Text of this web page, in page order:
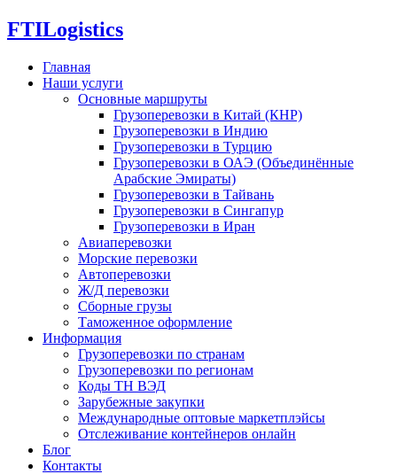
FTILogistics
Главная
Наши услуги
Основные маршруты
Грузоперевозки в Китай (КНР)
Грузоперевозки в Индию
Грузоперевозки в Турцию
Грузоперевозки в ОАЭ (Объединённые
Арабские Эмираты)
Грузоперевозки в Тайвань
Грузоперевозки в Сингапур
Грузоперевозки в Иран
Авиаперевозки
Морские перевозки
Автоперевозки
Ж/Д перевозки
Сборные грузы
Таможенное оформление
Информация
Грузоперевозки по странам
Грузоперевозки по регионам
Коды ТН ВЭД
Зарубежные закупки
Международные оптовые маркетплэйсы
Отслеживание контейнеров онлайн
Блог
Контакты